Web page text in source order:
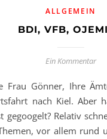
ALLGEMEIN
BDI, VFB,
Ein Kommentar
nach Kiel. Aber
gegoogelt? Relativ
vor allem rund